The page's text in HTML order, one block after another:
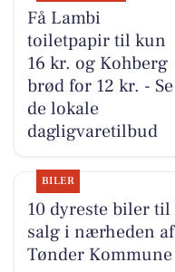
Få Lambi
toiletpapir til kun
16 kr. og Kohberg
brød for 12 kr. - Se
de lokale
dagligvaretilbud
BILER
10 dyreste biler til
salg i nærheden af
Tønder Kommune